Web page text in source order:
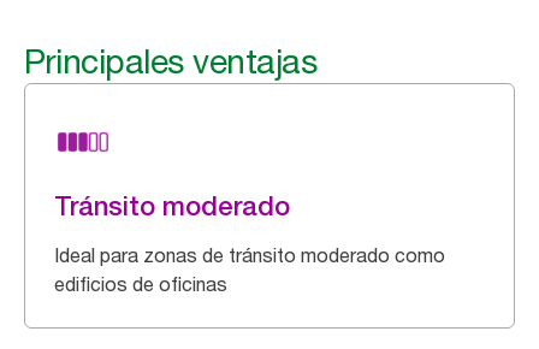
Principales ventajas
Tránsito moderado
Ideal para zonas de tránsito moderado como
edificios de oficinas